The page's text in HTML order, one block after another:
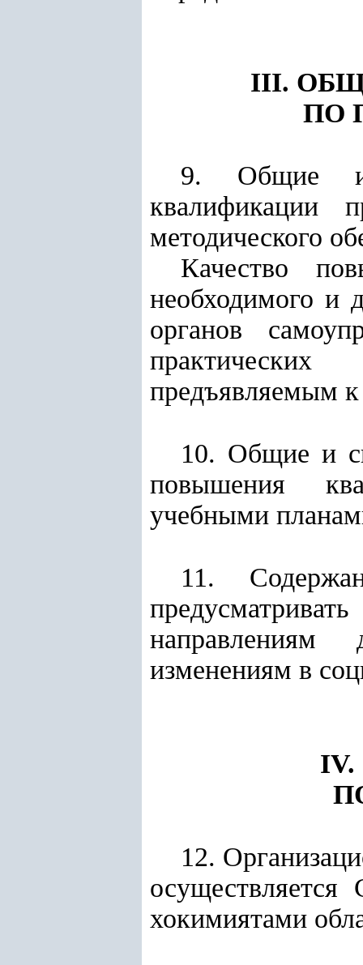
III.
ПО
9. Общие и
квалификации
методического
Качество
необходимого и
органов
предъявляемым к
10. Общие и
повышения
учебными
11.
направлениям
изменениям в
12.
хокимиятами